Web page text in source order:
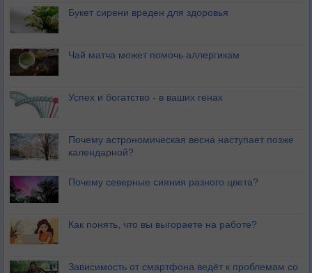
Букет сирени вреден для здоровья
Чай матча может помочь аллергикам
Успех и богатство - в ваших генах
Почему астрономическая весна наступает позже
календарной?
Почему северные сияния разного цвета?
Как понять, что вы выгораете на работе?
Зависимость от смартфона ведёт к проблемам со